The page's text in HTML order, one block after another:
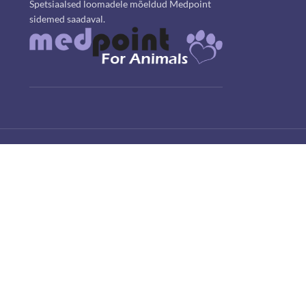
Spetsiaalsed loomadele mõeldud Medpoint
sidemed saadaval.